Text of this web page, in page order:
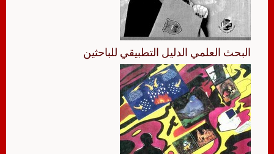
البحث العلمي الدليل التطبيقي للباحثين